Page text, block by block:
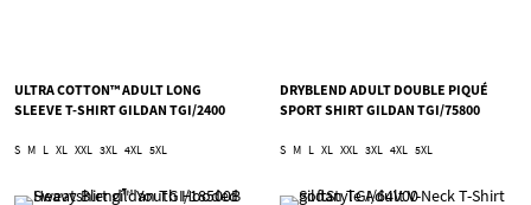
ULTRA COTTON™ ADULT LONG
SLEEVE T-SHIRT GILDAN TGI/2400
S M L XL XXL 3XL 4XL 5XL
DRYBLEND ADULT DOUBLE PIQUÉ
SPORT SHIRT GILDAN TGI/75800
S M L XL XXL 3XL 4XL 5XL